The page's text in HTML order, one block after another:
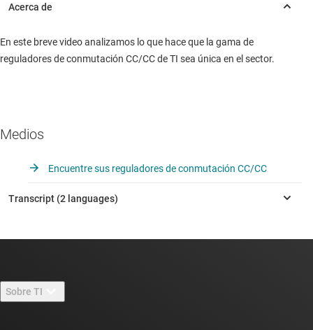
En este breve video analizamos lo que hace que la gama de
reguladores de conmutación CC/CC de TI sea única en el sector.
Medios
Encuentre sus reguladores de conmutación CC/CC
Sobre TI